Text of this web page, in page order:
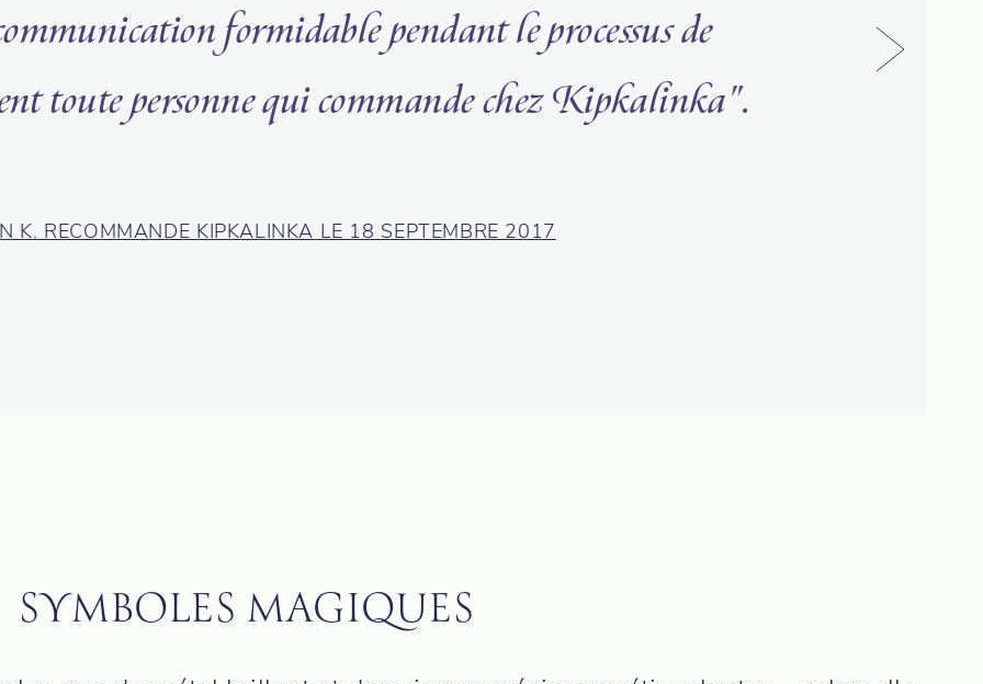
formidable pendant le processus de
toute personne qui commande chez Kipkalinka".
K. RECOMMANDE KIPKALINKA LE 18 SEPTEMBRE 2017
SYMBOLES MAGIQUES